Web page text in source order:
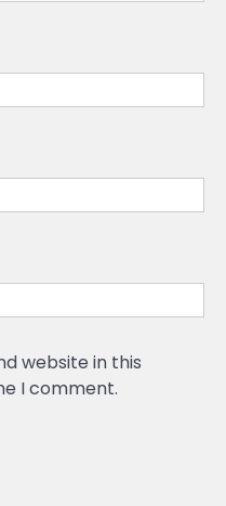
website in this
I comment.